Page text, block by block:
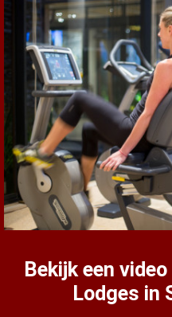
Bekijk een
Lodges in